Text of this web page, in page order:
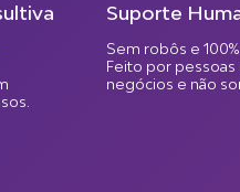
Suporte
Sem robôs e
Feito por pessoas
negócios e não